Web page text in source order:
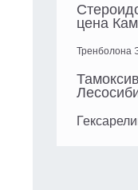
цена
Тренболона